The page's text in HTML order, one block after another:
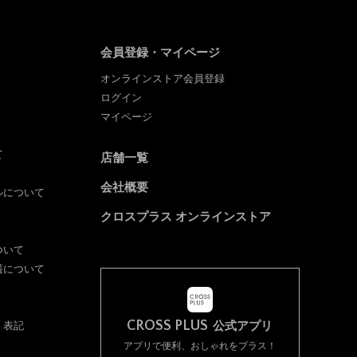
について
いて
について
表記
会員登録・マイページ
オンラインストア会員登録
ログイン
マイページ
店舗一覧
会社概要
クロスプラス オンラインストア
CROSS PLUS 公式アプリ
アプリで便利、おしゃれをプラス！